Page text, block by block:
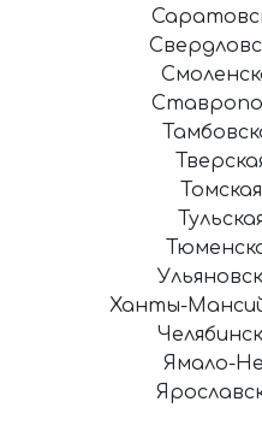
Ханты-
Ямало-